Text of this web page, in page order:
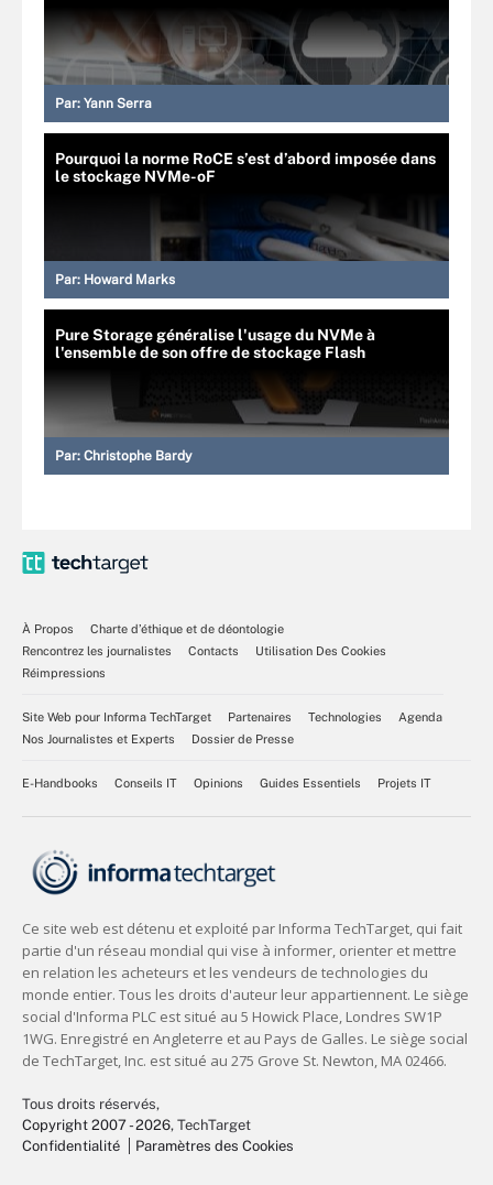
Par: Yann Serra
Pourquoi la norme RoCE s’est d’abord imposée dans
le stockage NVMe-oF
Par: Howard Marks
Pure Storage généralise l'usage du NVMe à
l'ensemble de son offre de stockage Flash
Par: Christophe Bardy
À Propos
Charte d’éthique et de déontologie
Rencontrez les journalistes
Contacts
Utilisation Des Cookies
Réimpressions
Site Web pour Informa TechTarget Partenaires Technologies
Agenda
Nos Journalistes et Experts
Dossier de Presse
E-Handbooks Conseils IT Opinions Guides Essentiels Projets IT
Tous droits réservés,
Copyright 2007 - 2026, TechTarget
Confidentialité
Paramètres des Cookies